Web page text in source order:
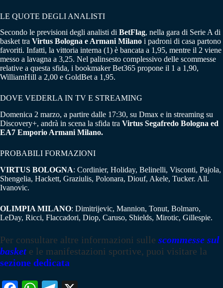
LE QUOTE DEGLI ANALISTI
Secondo le previsioni degli analisti di BetFlag, nella gara di Serie A di
basket tra Virtus Bologna e Armani Milano i padroni di casa partono
favoriti. Infatti, la vittoria interna (1) è bancata a 1,95, mentre il 2 viene
messo a lavagna a 3,25. Nel palinsesto complessivo delle scommesse
relative a questa sfida, i bookmaker Bet365 propone il 1 a 1,90,
WilliamHill a 2,00 e GoldBet a 1,95.
DOVE VEDERLA IN TV E STREAMING
Domenica 2 marzo, a partire dalle 17:30, su Dmax e in streaming su
Discovery+, andrà in scena la sfida tra Virtus Segafredo Bologna ed
EA7 Emporio Armani Milano.
PROBABILI FORMAZIONI
VIRTUS BOLOGNA: Cordinier, Holiday, Belinelli, Visconti, Pajola,
Shengelia, Hackett, Graziulis, Polonara, Diouf, Akele, Tucker. All.
Ivanovic.
OLIMPIA MILANO: Dimitrijevic, Mannion, Tonut, Bolmaro,
LeDay, Ricci, Flaccadori, Diop, Caruso, Shields, Mirotic, Gillespie.
Per consultare altre informazioni sulle scommesse sul
basket e le manifestazioni sportive, puoi visitare la
sezione dedicata